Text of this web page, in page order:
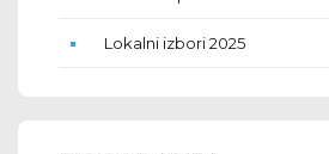
Lokalni izbori 2025